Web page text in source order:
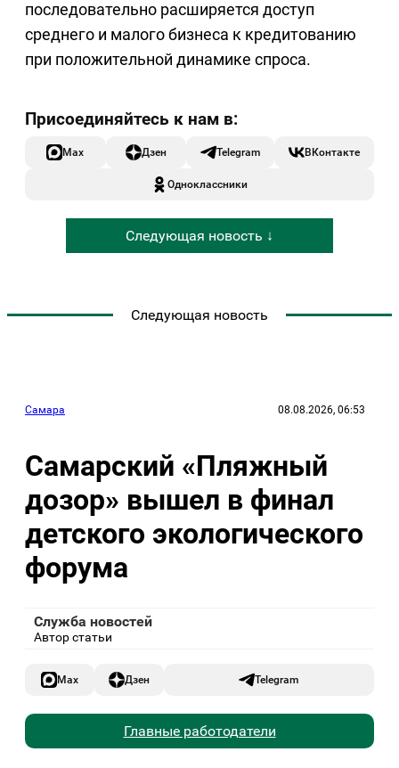
последовательно расширяется доступ
среднего и малого бизнеса к кредитованию
при положительной динамике спроса.
Max Дзен Telegram ВКонтакте
Одноклассники
Следующая новость ↓
Следующая новость
Самара 08.08.2026, 06:53
Самарский «Пляжный
дозор» вышел в финал
детского экологического
форума
Служба новостей
Автор статьи
Max Дзен Telegram
Главные работодатели